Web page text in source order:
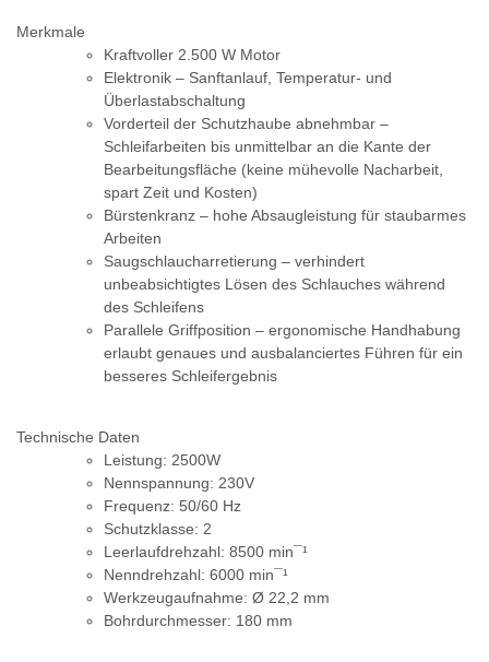
Merkmale
Kraftvoller 2.500 W Motor
Elektronik – Sanftanlauf, Temperatur- und
Überlastabschaltung
Vorderteil der Schutzhaube abnehmbar –
Schleifarbeiten bis unmittelbar an die Kante der
Bearbeitungsfläche (keine mühevolle Nacharbeit,
spart Zeit und Kosten)
Bürstenkranz – hohe Absaugleistung für staubarmes
Arbeiten
Saugschlaucharretierung – verhindert
unbeabsichtigtes Lösen des Schlauches während
des Schleifens
Parallele Griffposition – ergonomische Handhabung
erlaubt genaues und ausbalanciertes Führen für ein
besseres Schleifergebnis
Technische Daten
Leistung: 2500W
Nennspannung: 230V
Frequenz: 50/60 Hz
Schutzklasse: 2
Leerlaufdrehzahl: 8500 min¯¹
Nenndrehzahl: 6000 min¯¹
Werkzeugaufnahme: Ø 22,2 mm
Bohrdurchmesser: 180 mm